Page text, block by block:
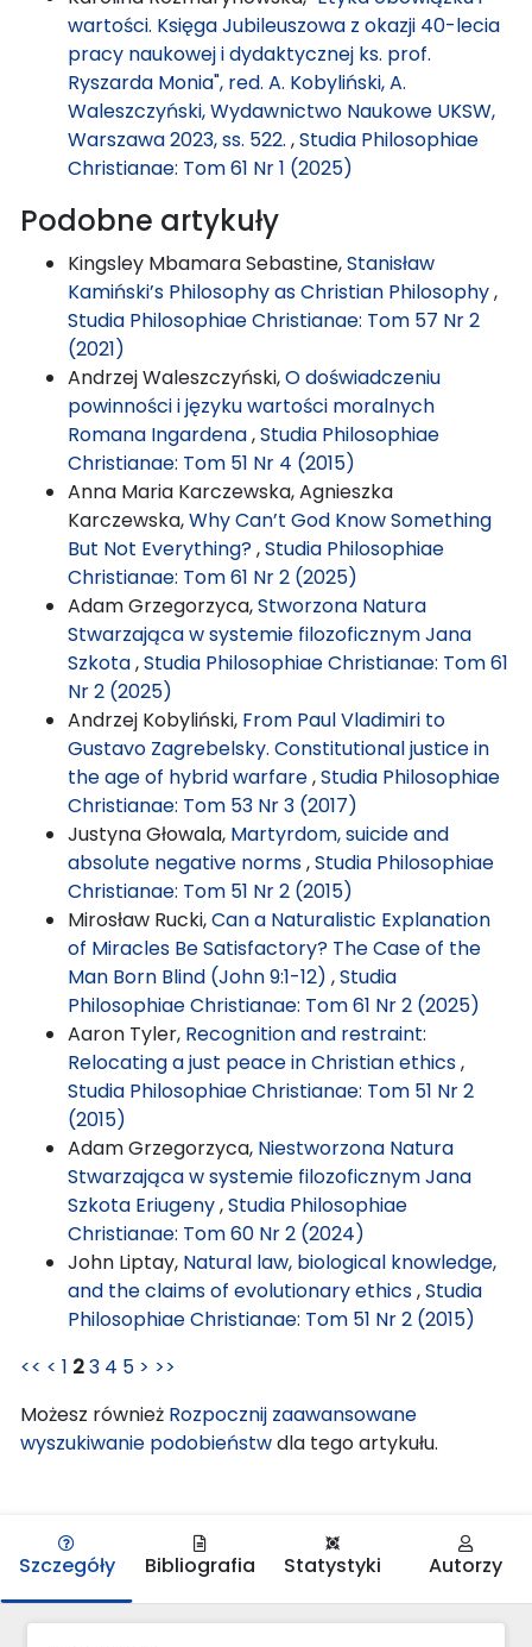
wartości. Księga Jubileuszowa z okazji 40-lecia
pracy naukowej i dydaktycznej ks. prof.
Ryszarda Monia", red. A. Kobyliński, A.
Waleszczyński, Wydawnictwo Naukowe UKSW,
Warszawa 2023, ss. 522. ,Studia Philosophiae
Christianae: Tom 61 Nr 1 (2025)
Podobne artykuły
Kingsley Mbamara Sebastine,Stanisław
Kamiński’s Philosophy as Christian Philosophy,
Studia Philosophiae Christianae: Tom 57 Nr 2
(2021)
Andrzej Waleszczyński,O doświadczeniu
powinności i języku wartości moralnych
Romana Ingardena,Studia Philosophiae
Christianae: Tom 51 Nr 4 (2015)
Anna Maria Karczewska, Agnieszka
Karczewska,Why Can’t God Know Something
But Not Everything?,Studia Philosophiae
Christianae: Tom 61 Nr 2 (2025)
Adam Grzegorzyca,Stworzona Natura
Stwarzająca w systemie filozoficznym Jana
Szkota,Studia Philosophiae Christianae: Tom 61
Nr 2 (2025)
Andrzej Kobyliński, From Paul Vladimiri to
Gustavo Zagrebelsky. Constitutional justice in
the age of hybrid warfare,Studia Philosophiae
Christianae: Tom 53 Nr 3 (2017)
Justyna Głowala, Martyrdom, suicide and
absolute negative norms,Studia Philosophiae
Christianae: Tom 51 Nr 2 (2015)
Mirosław Rucki,Can a Naturalistic Explanation
of Miracles Be Satisfactory? The Case of the
Man Born Blind (John 9:1-12) ,Studia
Philosophiae Christianae: Tom 61 Nr 2 (2025)
Aaron Tyler, Recognition and restraint:
Relocating a just peace in Christian ethics,
Studia Philosophiae Christianae: Tom 51 Nr 2
(2015)
Adam Grzegorzyca, Niestworzona Natura
Stwarzająca w systemie filozoficznym Jana
Szkota Eriugeny,Studia Philosophiae
Christianae: Tom 60 Nr 2 (2024)
John Liptay, Natural law, biological knowledge,
and the claims of evolutionary ethics,Studia
Philosophiae Christianae: Tom 51 Nr 2 (2015)
<< < 1 23 4 5 > >>
Możesz również Rozpocznij zaawansowane
wyszukiwanie podobieństwdla tego artykułu.
Szczegóły Bibliografia Statystyki Autorzy